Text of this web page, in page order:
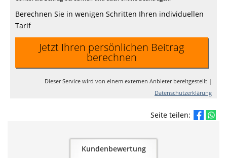
Berechnen Sie in wenigen Schritten Ihren individuellen
Tarif
Jetzt Ihren persönlichen Beitrag
berechnen
Dieser Service wird von einem externen Anbieter bereitgestellt |
Datenschutzerklärung
Seite teilen:
Kundenbewertung